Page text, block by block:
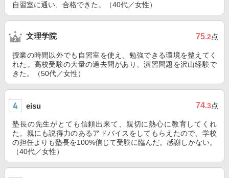
自習室に通い、合格できた。（40代／女性）
文理学院 75.2点
授業の時間以外でも自習室を使え、勉強できる環境を整えてく
れた。高校受験の大量の過去問があり、演習問題を沢山経験で
きた。（50代／女性）
eisu 74.3点
塾長の先生がとても信頼出来て、親切に熱心に教育してくれ
た。親にも説得力のあるアドバイスをしてもらえたので、学校
の担任よりも塾長を100%信じて受験に臨んだ。感謝しかない。
（40代／女性）